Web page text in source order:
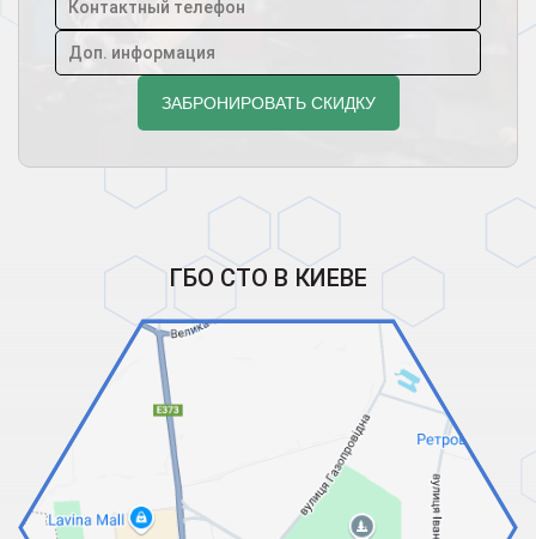
ГБО СТО В КИЕВЕ